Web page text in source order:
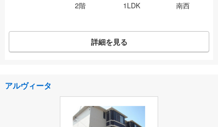
2階 1LDK 南西
詳細を見る
アルヴィータ